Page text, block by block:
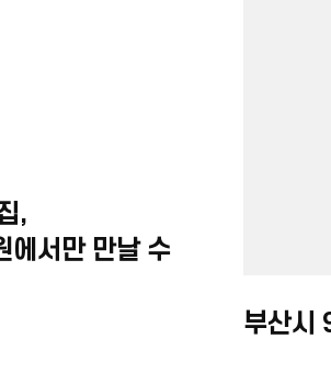
,
에서만 만날 수
부산시